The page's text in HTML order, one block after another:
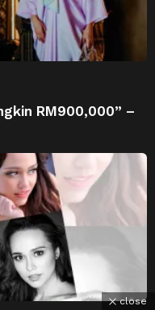
RM900,000” –
close